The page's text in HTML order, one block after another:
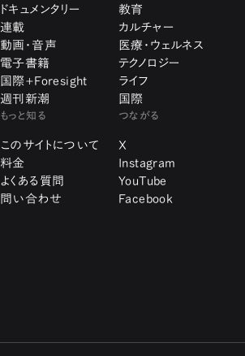
ドキュメンタリー
連載
動画・音声
電子書籍
国際+Foresight
週刊新潮
教育
カルチャー
医療・ウェルネス
テクノロジー
ライフ
国際
もっと知る
このサイトについて
料金
よくある質問
問い合わせ
つながる
X
Instagram
YouTube
Facebook